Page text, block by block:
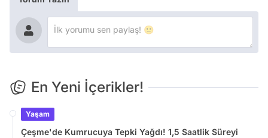
En Yeni İçerikler!
Yaşam
Çeşme'de Kumrucuya Tepki Yağdı! 1,5 Saatlik Süreyi